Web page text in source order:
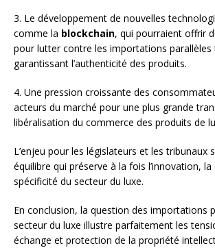
3. Le développement de nouvelles
comme la blockchain, qui pourraient offrir
pour lutter contre les importations parallèles
garantissant l’authenticité des produits.
4. Une pression croissante des
acteurs du marché pour une plus grande
libéralisation du commerce des produits de
L’enjeu pour les législateurs et les tribunaux
équilibre qui préserve à la fois l’innovation,
spécificité du secteur du luxe.
En conclusion, la question des importations
secteur du luxe illustre parfaitement les
échange et protection de la propriété